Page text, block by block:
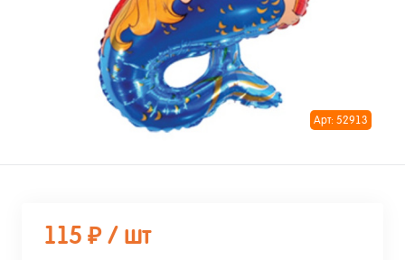
Арт: 52913
115 ₽ / шт